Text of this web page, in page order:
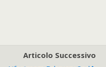
Articolo Successivo